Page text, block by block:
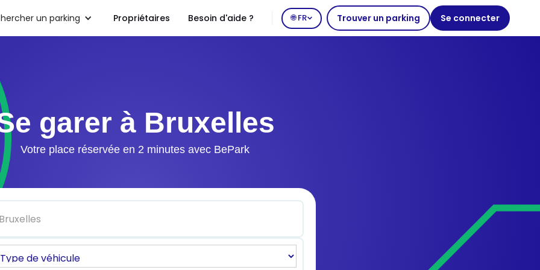
un parking Propriétaires Besoin d'aide ? 🌐 FR Trouver un parking Se connecter
garer à Bruxelles
Votre place réservée en 2 minutes avec BePark